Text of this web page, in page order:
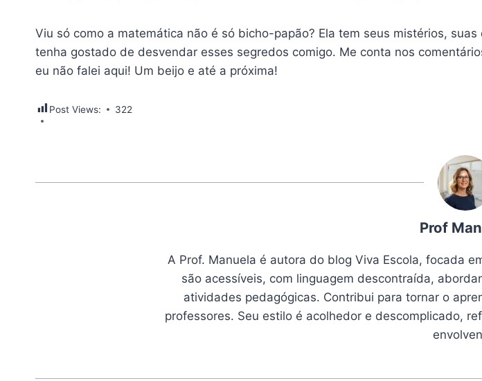
Viu só como a matemática não é só bicho-papão? Ela tem seus mistérios,
tenha gostado de desvendar esses segredos comigo. Me conta nos
eu não falei aqui! Um beijo e até a próxima!
Post Views: 322
Prof
A Prof. Manuela é autora do blog Viva Escola, focada
são acessíveis, com linguagem descontraída,
atividades pedagógicas. Contribui para tornar o
professores. Seu estilo é acolhedor e descomplicado,